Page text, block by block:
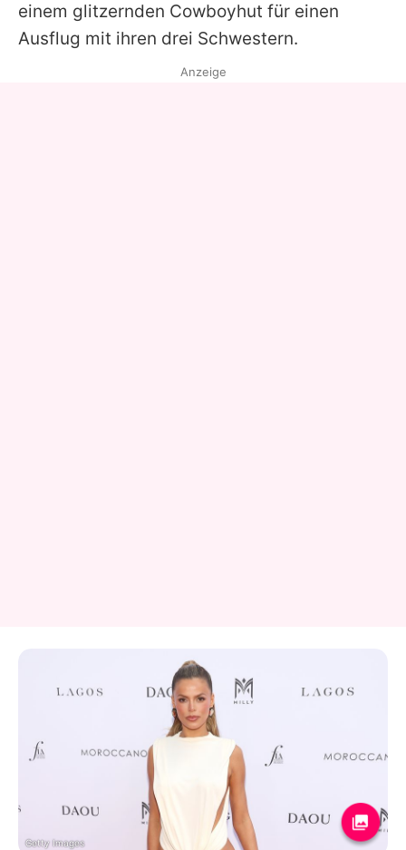
Utiq verwalten
einem glitzernden Cowboyhut für einen
Ausflug mit ihren drei Schwestern.
Anzeige
Getty Images